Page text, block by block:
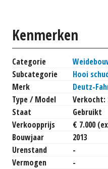
Kenmerken
Categorie
Subcategorie
Hooi
Merk
Deutz-
Type / Model
Verkocht:
Staat
Gebruikt
Verkoopprijs
€ 7.000
Bouwjaar
2013
Urenstand
-
Vermogen
-